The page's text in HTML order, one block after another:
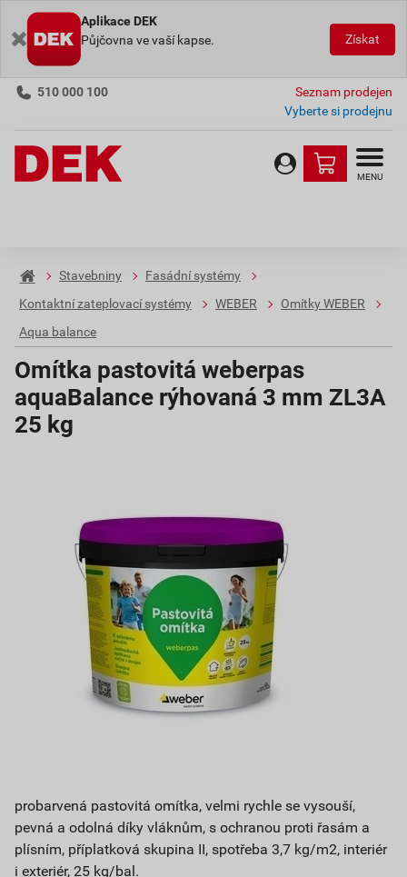
Aplikace DEK
Půjčovna ve vaší kapse.
Získat
510 000 100
Seznam prodejen
Vyberte si prodejnu
MENU
Stavebniny
Fasádní systémy
Kontaktní zateplovací systémy
WEBER
Omítky WEBER
Aqua balance
Omítka pastovitá weberpas
aquaBalance rýhovaná 3 mm ZL3A
25 kg
probarvená pastovitá omítka, velmi rychle se vysouší,
pevná a odolná díky vláknům, s ochranou proti řasám a
plísním, příplatková skupina II, spotřeba 3,7 kg/m2, interiér
i exteriér, 25 kg/bal.